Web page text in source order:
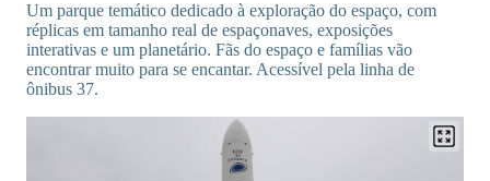
Um parque temático dedicado à exploração do espaço, com
réplicas em tamanho real de espaçonaves, exposições
interativas e um planetário. Fãs do espaço e famílias vão
encontrar muito para se encantar. Acessível pela linha de
ônibus 37.